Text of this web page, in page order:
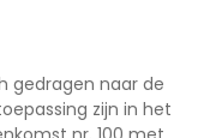
gedragen naar de
zijn in het